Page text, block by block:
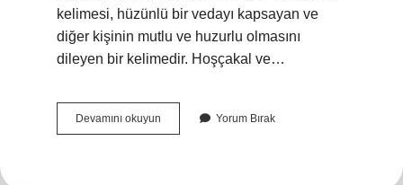
kelimesi, hüzünlü bir vedayı kapsayan ve
diğer kişinin mutlu ve huzurlu olmasını
dileyen bir kelimedir. Hoşçakal ve…
Devamını okuyun
Ya
Yorum Bırak